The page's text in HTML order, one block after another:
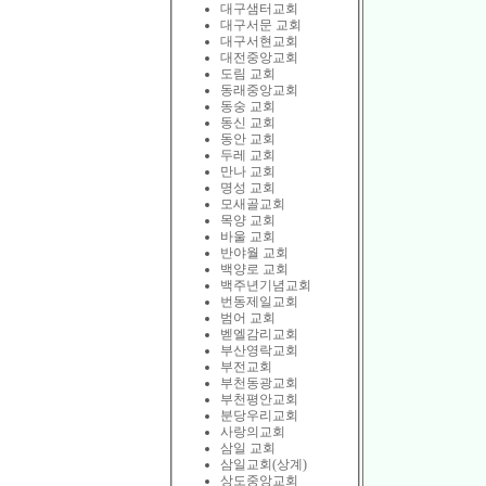
대구샘터교회
대구서문 교회
대구서현교회
대전중앙교회
도림 교회
동래중앙교회
동숭 교회
동신 교회
동안 교회
두레 교회
만나 교회
명성 교회
모새골교회
목양 교회
바울 교회
반야월 교회
백양로 교회
백주년기념교회
번동제일교회
범어 교회
벧엘감리교회
부산영락교회
부전교회
부천동광교회
부천평안교회
분당우리교회
사랑의교회
삼일 교회
삼일교회(상계)
상도중앙교회